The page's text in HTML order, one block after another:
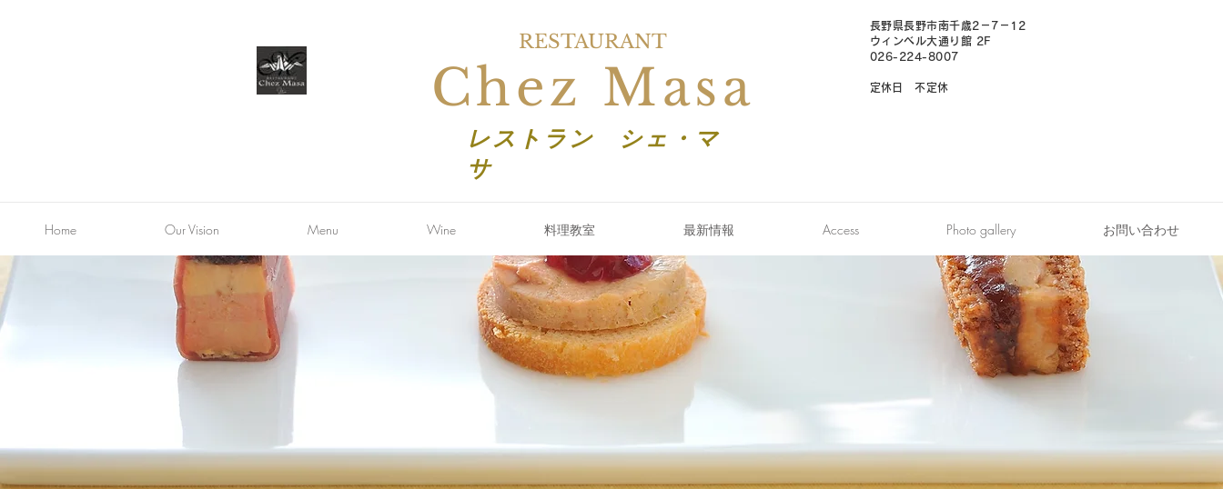
RESTAURANT
Chez Masa
レストラン シェ・マ
サ
長野県長野市南千歳2－7－12
ウィンベル大通り館 2F
026-224-8007
​定休日 不定休
Home Our Vision Menu Wine 料理教室 最新情報 Access Photo gallery お問い合わせ